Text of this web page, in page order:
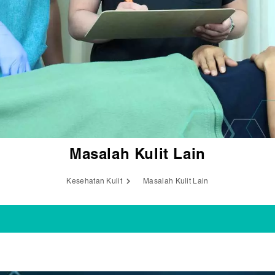
Masalah Kulit Lain
Kesehatan Kulit Masalah Kulit Lain